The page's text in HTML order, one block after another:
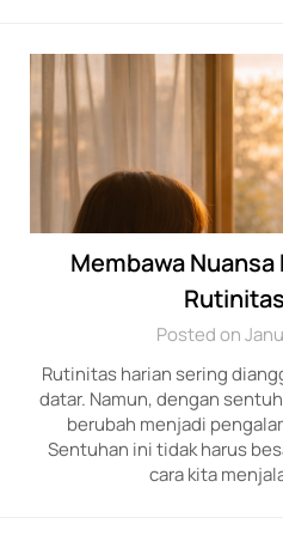
Membawa
Posted on
Rutinitas harian sering
datar. Namun, dengan
berubah menjadi
Sentuhan ini tidak harus
cara kita